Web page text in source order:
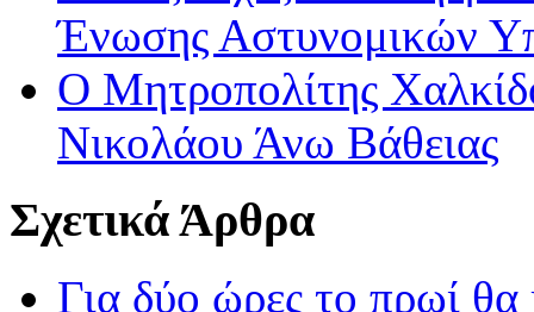
Ένωσης Αστυνομικών
Ο Μητροπολίτης
Νικολάου Άνω Βάθειας
Σχετικά Άρθρα
Για δύο ώρες το πρωί θα